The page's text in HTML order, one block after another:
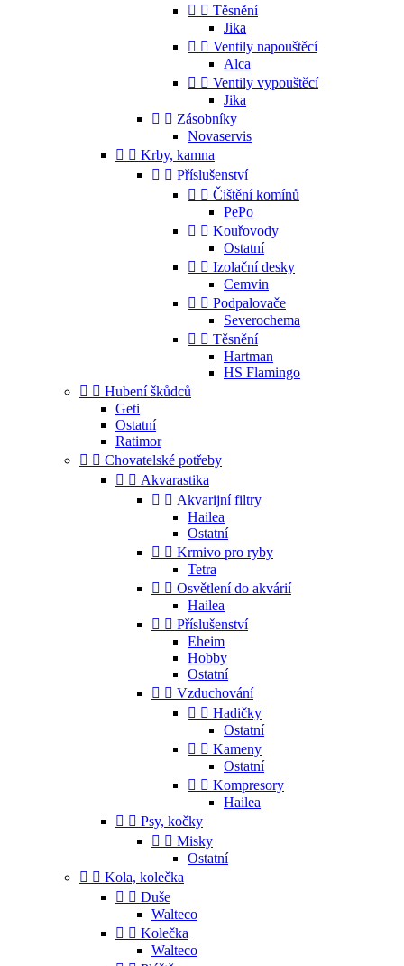
  Těsnění
Jika
  Ventily napouštěcí
Alca
  Ventily vypouštěcí
Jika
  Zásobníky
Novaservis
  Krby, kamna
  Příslušenství
  Čištění komínů
PePo
  Kouřovody
Ostatní
  Izolační desky
Cemvin
  Podpalovače
Severochema
  Těsnění
Hartman
HS Flamingo
  Hubení škůdců
Geti
Ostatní
Ratimor
  Chovatelské potřeby
  Akvarastika
  Akvarijní filtry
Hailea
Ostatní
  Krmivo pro ryby
Tetra
  Osvětlení do akvárií
Hailea
  Příslušenství
Eheim
Hobby
Ostatní
  Vzduchování
  Hadičky
Ostatní
  Kameny
Ostatní
  Kompresory
Hailea
  Psy, kočky
  Misky
Ostatní
  Kola, kolečka
  Duše
Walteco
  Kolečka
Walteco